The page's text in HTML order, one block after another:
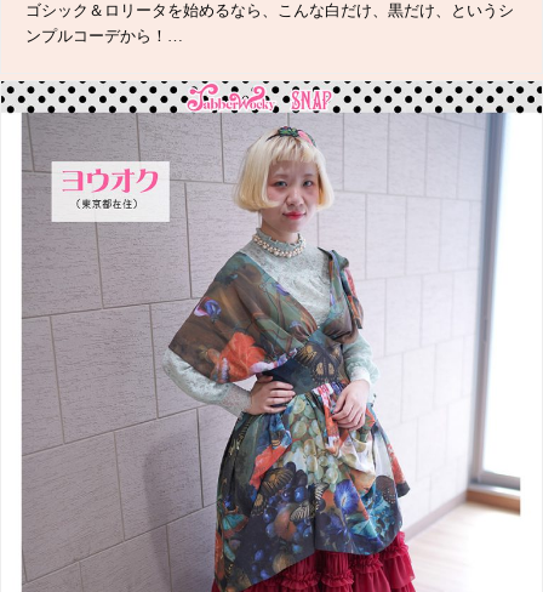
ゴシック＆ロリータを始めるなら、こんな白だけ、黒だけ、というシ
ンプルコーデから！…